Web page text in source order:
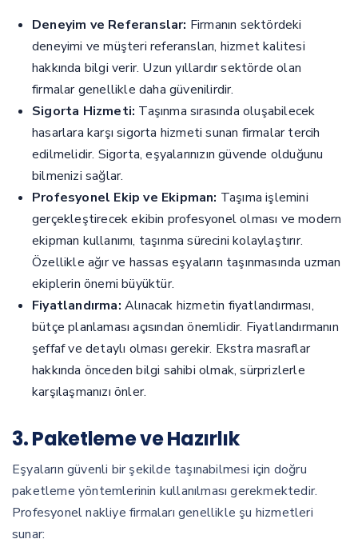
Deneyim ve Referanslar: Firmanın sektördeki
deneyimi ve müşteri referansları, hizmet kalitesi
hakkında bilgi verir. Uzun yıllardır sektörde olan
firmalar genellikle daha güvenilirdir.
Sigorta Hizmeti: Taşınma sırasında oluşabilecek
hasarlara karşı sigorta hizmeti sunan firmalar tercih
edilmelidir. Sigorta, eşyalarınızın güvende olduğunu
bilmenizi sağlar.
Profesyonel Ekip ve Ekipman: Taşıma işlemini
gerçekleştirecek ekibin profesyonel olması ve modern
ekipman kullanımı, taşınma sürecini kolaylaştırır.
Özellikle ağır ve hassas eşyaların taşınmasında uzman
ekiplerin önemi büyüktür.
Fiyatlandırma: Alınacak hizmetin fiyatlandırması,
bütçe planlaması açısından önemlidir. Fiyatlandırmanın
şeffaf ve detaylı olması gerekir. Ekstra masraflar
hakkında önceden bilgi sahibi olmak, sürprizlerle
karşılaşmanızı önler.
3. Paketleme ve Hazırlık
Eşyaların güvenli bir şekilde taşınabilmesi için doğru
paketleme yöntemlerinin kullanılması gerekmektedir.
Profesyonel nakliye firmaları genellikle şu hizmetleri
sunar: